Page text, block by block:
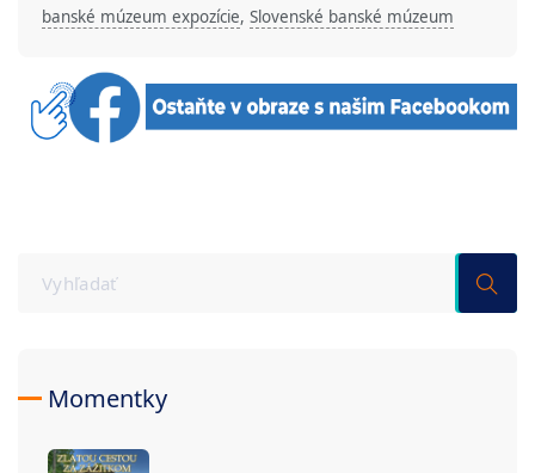
banské múzeum expozície, Slovenské banské múzeum
Momentky